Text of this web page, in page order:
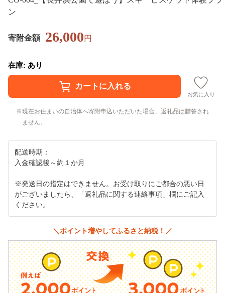
ン
寄附金額 26,000円
在庫: あり
お気に入り
現在お住まいの自治体へ寄附申込いただいた場合、返礼品は贈答され
ません。
配送時期：
入金確認後～約１か月
※発送日の指定はできません。お受け取りにご都合の悪い日
がございましたら、「返礼品に関する連絡事項」欄にご記入
ください。
＼ポイント増やしてふるさと納税！／